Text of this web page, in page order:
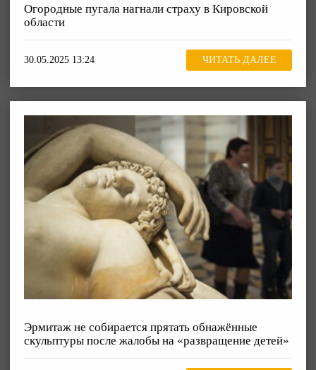
Огородные пугала нагнали страху в Кировской
области
30.05.2025 13:24 ЧИТАТЬ ДАЛЕЕ
Эрмитаж не собирается прятать обнажённые
скульптуры после жалобы на «развращение детей»